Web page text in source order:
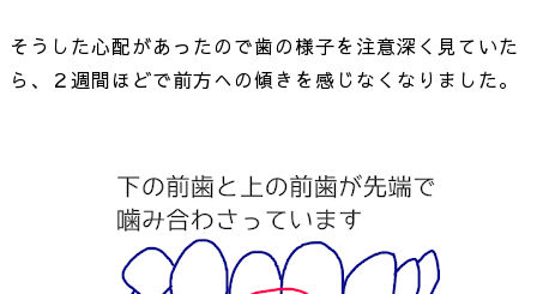
そうした心配があったので歯の様子を注意深く見ていた
ら、２週間ほどで前方への傾きを感じなくなりました。